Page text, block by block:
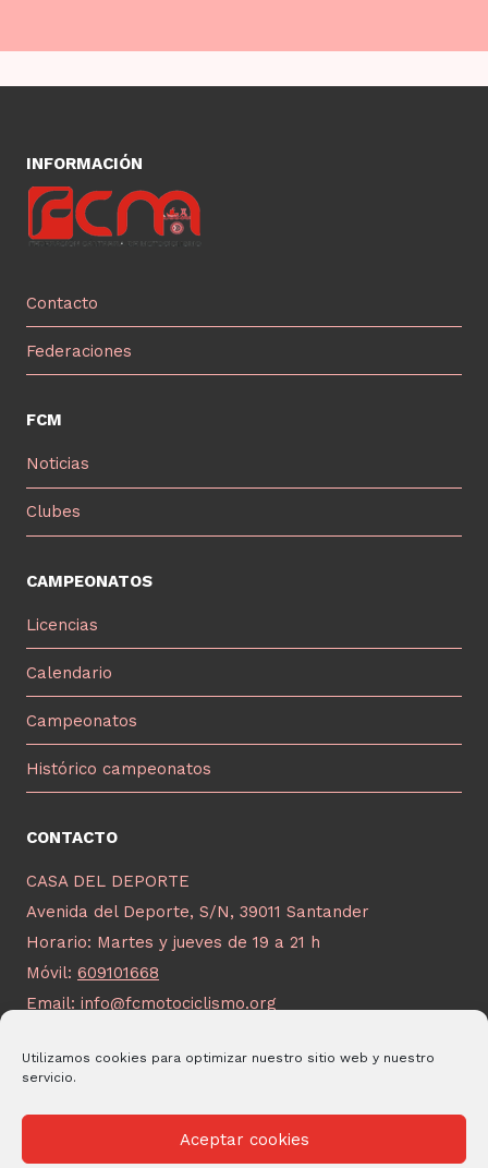
Utilizamos cookies para optimizar nuestro sitio web y nuestro
servicio.
Aceptar cookies
INFORMACIÓN
Contacto
Federaciones
FCM
Noticias
Clubes
CAMPEONATOS
Licencias
Calendario
Campeonatos
Histórico campeonatos
CONTACTO
CASA DEL DEPORTE
Avenida del Deporte, S/N, 39011 Santander
Horario: Martes y jueves de 19 a 21 h
Móvil: 609101668
Email: info@fcmotociclismo.org
© 2026 FCM Desarrollado porAndrac ComputingyStelis